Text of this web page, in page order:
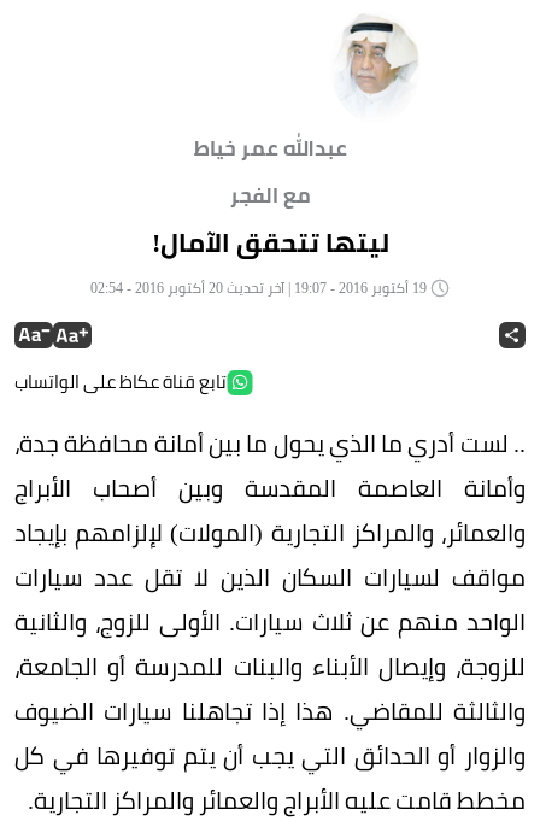
عبدالله عمر خياط
مع الفجر
ليتها تتحقق الآمال!
تابع قناة عكاظ على الواتساب
.. لست أدري ما الذي يحول ما بين أمانة محافظة جدة،
وأمانة العاصمة المقدسة وبين أصحاب الأبراج
والعمائر، والمراكز التجارية (المولات) لإلزامهم بإيجاد
مواقف لسيارات السكان الذين لا تقل عدد سيارات
الواحد منهم عن ثلاث سيارات. الأولى للزوج، والثانية
للزوجة، وإيصال الأبناء والبنات للمدرسة أو الجامعة،
والثالثة للمقاضي. هذا إذا تجاهلنا سيارات الضيوف
والزوار أو الحدائق التي يجب أن يتم توفيرها في كل
مخطط قامت عليه الأبراج والعمائر والمراكز التجارية.